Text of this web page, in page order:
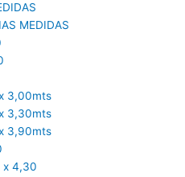
MEDIDAS
3,00mts
3,30mts
3,90mts
x 4,30